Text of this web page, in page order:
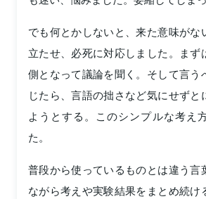
でも何とかしないと、来た意味がな
立たせ、必死に対応しました。まず
側となって議論を聞く。そして言う
じたら、言語の拙さなど気にせずと
ようとする。このシンプルな考え
た。
普段から使っているものとは違う言
ながら考えや実験結果をまとめ続け